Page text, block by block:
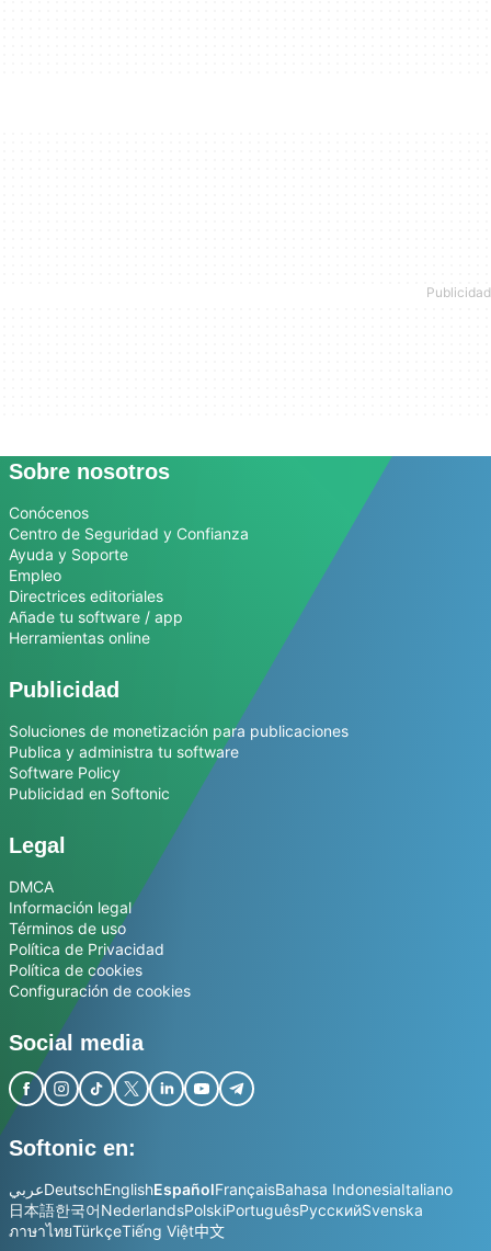
Sobre nosotros
Conócenos
Centro de Seguridad y Confianza
Ayuda y Soporte
Empleo
Directrices editoriales
Añade tu software / app
Herramientas online
Publicidad
Soluciones de monetización para publicaciones
Publica y administra tu software
Software Policy
Publicidad en Softonic
Legal
DMCA
Información legal
Términos de uso
Política de Privacidad
Política de cookies
Configuración de cookies
Social media
Softonic en:
عربيDeutschEnglishEspañolFrançaisBahasa IndonesiaItaliano
日本語한국어NederlandsPolskiPortuguêsРусскийSvenska
ภาษาไทยTürkçeTiếng Việt中文